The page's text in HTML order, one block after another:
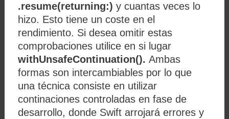
.resume(returning:) y cuantas veces lo
hizo. Esto tiene un coste en el
rendimiento. Si desea omitir estas
comprobaciones utilice en si lugar
withUnsafeContinuation().Ambas
formas son intercambiables por lo que
una técnica consiste en utilizar
continaciones controladas en fase de
desarrollo, donde Swift arrojará errores y